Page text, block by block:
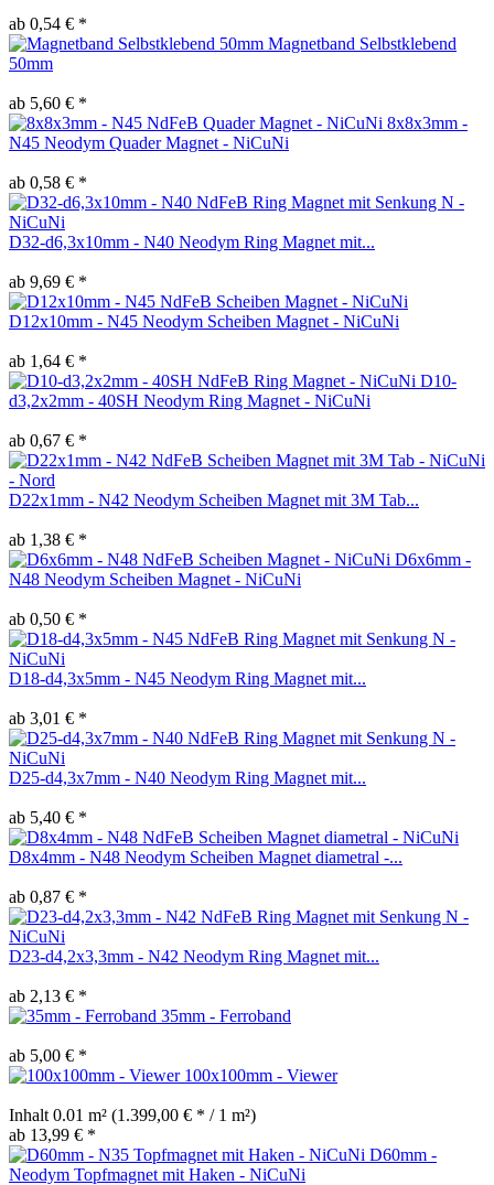
ab 0,54 € *
Magnetband Selbstklebend
50mm
ab 5,60 € *
8x8x3mm -
N45 Neodym Quader Magnet - NiCuNi
ab 0,58 € *
D32-d6,3x10mm - N40 Neodym Ring Magnet mit...
ab 9,69 € *
D12x10mm - N45 Neodym Scheiben Magnet - NiCuNi
ab 1,64 € *
D10-
d3,2x2mm - 40SH Neodym Ring Magnet - NiCuNi
ab 0,67 € *
D22x1mm - N42 Neodym Scheiben Magnet mit 3M Tab...
ab 1,38 € *
D6x6mm -
N48 Neodym Scheiben Magnet - NiCuNi
ab 0,50 € *
D18-d4,3x5mm - N45 Neodym Ring Magnet mit...
ab 3,01 € *
D25-d4,3x7mm - N40 Neodym Ring Magnet mit...
ab 5,40 € *
D8x4mm - N48 Neodym Scheiben Magnet diametral -...
ab 0,87 € *
D23-d4,2x3,3mm - N42 Neodym Ring Magnet mit...
ab 2,13 € *
35mm - Ferroband
ab 5,00 € *
100x100mm - Viewer
Inhalt 0.01 m² (1.399,00 € * / 1 m²)
ab 13,99 € *
D60mm -
Neodym Topfmagnet mit Haken - NiCuNi